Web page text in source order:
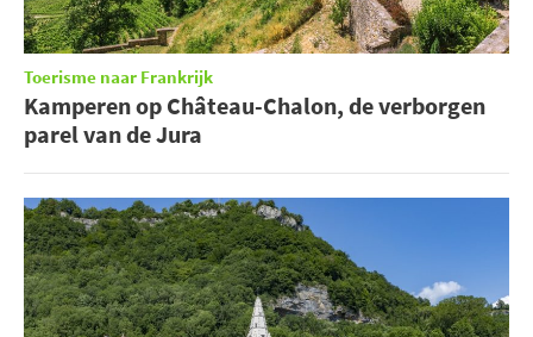
Toerisme naar Frankrijk
Kamperen op Château-Chalon, de verborgen
parel van de Jura